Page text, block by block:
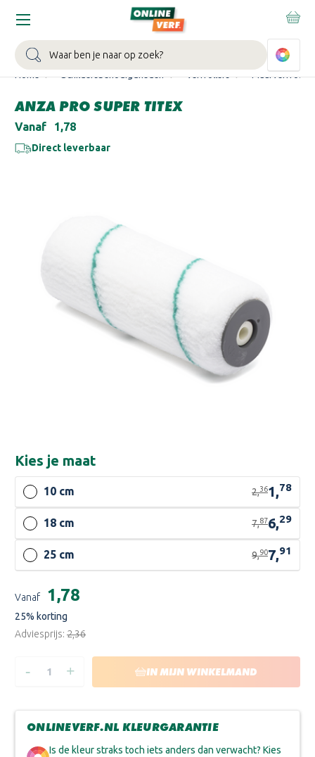
Zoeken
WIN EEN BALLONVAART:Bij besteding vanaf €100,- aan Sikkens
muurverf en/of lak.
Bekijk actie >
Home Schildersbenodigdheden Verfrollers
ANZA PRO SUPER TITEX
Vanaf €1,78
Direct leverbaar
Kies je maat
10 cm 2,361,78
18 cm 7,876,29
25 cm 9,907,91
voorraad:
Vanaf €1,78
25% korting
Adviesprijs: €2,36
HOEVEELHEID
PRO
TITEX
- HOEVEELHEID
PRO
TITEX
+ IN MIJN WINKELMAND
ONLINEVERF.NL KLEURGARANTIE
Is de kleur straks toch iets anders dan verwacht? Kies